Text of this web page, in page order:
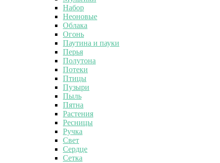
Набор
Неоновые
Облака
Огонь
Паутина и пауки
Перья
Полутона
Потеки
Птицы
Пузыри
Пыль
Пятна
Растения
Ресницы
Ручка
Свет
Сердце
Сетка